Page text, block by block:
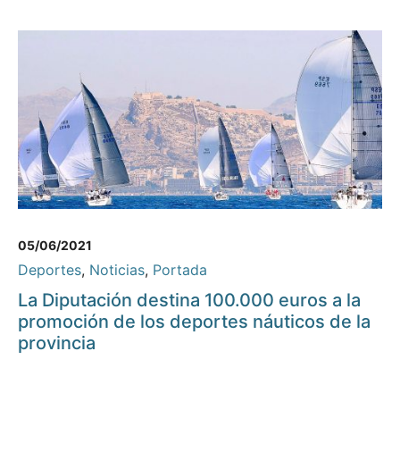
05/06/2021
Deportes, Noticias, Portada
La Diputación destina 100.000 euros a la
promoción de los deportes náuticos de la
provincia